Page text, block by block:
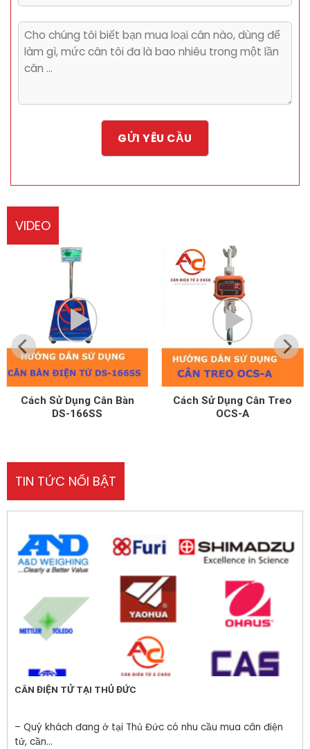
VIDEO
Cách Sử Dụng Cân Treo
OCS-A
Cách Sử Dụng Cân Tính
Tền UPA-Q
TIN TỨC NỔI BẬT
CÂN ĐIỆN TỬ TẠI THỦ ĐỨC
– Quý khách đang ở tại Thủ Đức có nhu cầu mua cân điện
tử, cần...